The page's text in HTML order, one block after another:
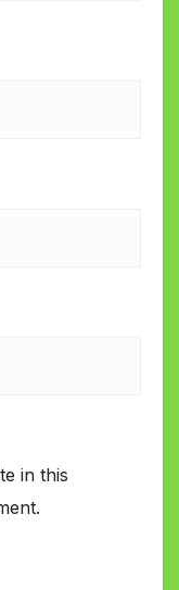
in this